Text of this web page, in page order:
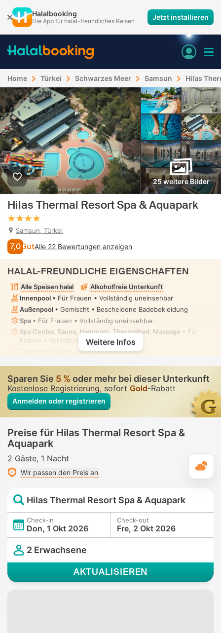
Halalbooking
Die App für halal-freundliches Reisen Jetzt installieren
Home Türkei Schwarzes Meer Samsun Hilas
25 weitere Bilder
Hilas Thermal Resort Spa & Aquapark
Samsun, Türkei
7,0 GutAlle 22 Bewertungen anzeigen
HALAL-FREUNDLICHE EIGENSCHAFTEN
Alle Speisen halal
Alkoholfreie Unterkunft
Innenpool • Für Frauen • Vollständig uneinsehbar
Außenpool • Gemischt • Bescheidene Badebekleidung
Spa • Für Frauen • Vollständig uneinsehbar
Spa Center, Sauna, Hammam, Thermalbad, Massage • Für
Frauen • Vollständig uneinsehbar
Toilette mit Bidet-Düse• In allen Zimmern
Weitere Infos
Sparen Sie5 %oder mehr bei dieser Unterkunft
Kostenlose Registrierung, sofort Gold-Rabatt
Anmelden oder registrieren
Preise für Hilas Thermal Resort Spa &
Aquapark
2 Gäste 1 Nacht
Wir passen den Preis an
Hilas Thermal Resort Spa & Aquapark
Check-in
Don, 1 Okt 2026
Check-out
Fre, 2 Okt 2026
2 Erwachsene
AKTUALISIEREN